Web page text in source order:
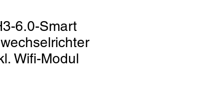
6.0-Smart
Wifi-Modul